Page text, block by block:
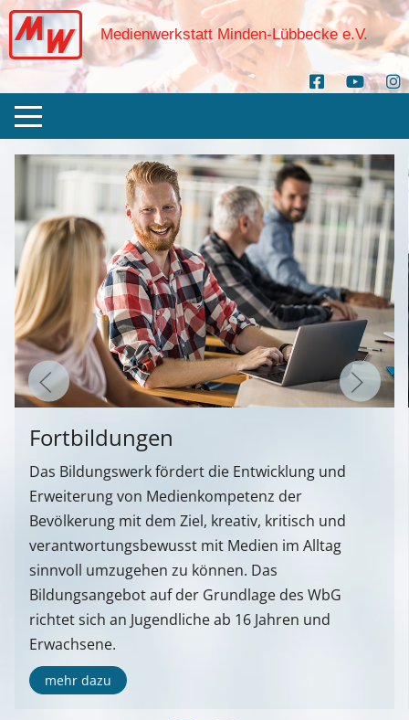
Medienwerkstatt Minden-Lübbecke e.V.
Fortbildungen
Das Bildungswerk fördert die Entwicklung und
Erweiterung von Medienkompetenz der
Bevölkerung mit dem Ziel, kreativ, kritisch und
verantwortungsbewusst mit Medien im Alltag
sinnvoll umzugehen zu können. Das
Bildungsangebot auf der Grundlage des WbG
richtet sich an Jugendliche ab 16 Jahren und
Erwachsene.
mehr dazu